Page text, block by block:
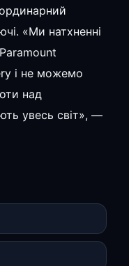
«Ми натхненні
і не можемо
над
увесь світ», —